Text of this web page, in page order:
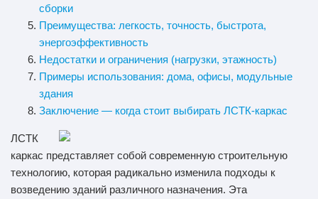
сборки
Преимущества: легкость, точность, быстрота,
энергоэффективность
Недостатки и ограничения (нагрузки, этажность)
Примеры использования: дома, офисы, модульные
здания
Заключение — когда стоит выбирать ЛСТК-каркас
ЛСТК
каркас представляет собой современную строительную
технологию, которая радикально изменила подходы к
возведению зданий различного назначения. Эта